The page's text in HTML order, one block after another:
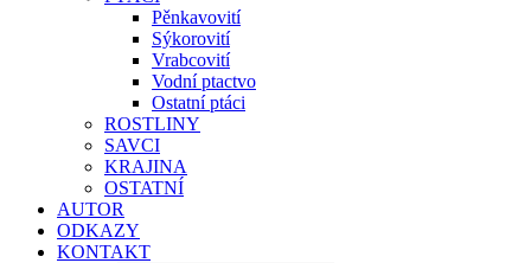
Pěnkavovití
Sýkorovití
Vrabcovití
Vodní ptactvo
Ostatní ptáci
ROSTLINY
SAVCI
KRAJINA
OSTATNÍ
AUTOR
ODKAZY
KONTAKT